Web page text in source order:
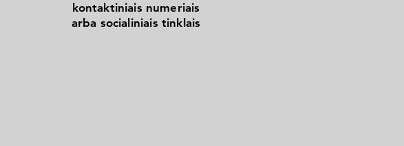
kontaktiniais numeriais
arba socialiniais tinklais